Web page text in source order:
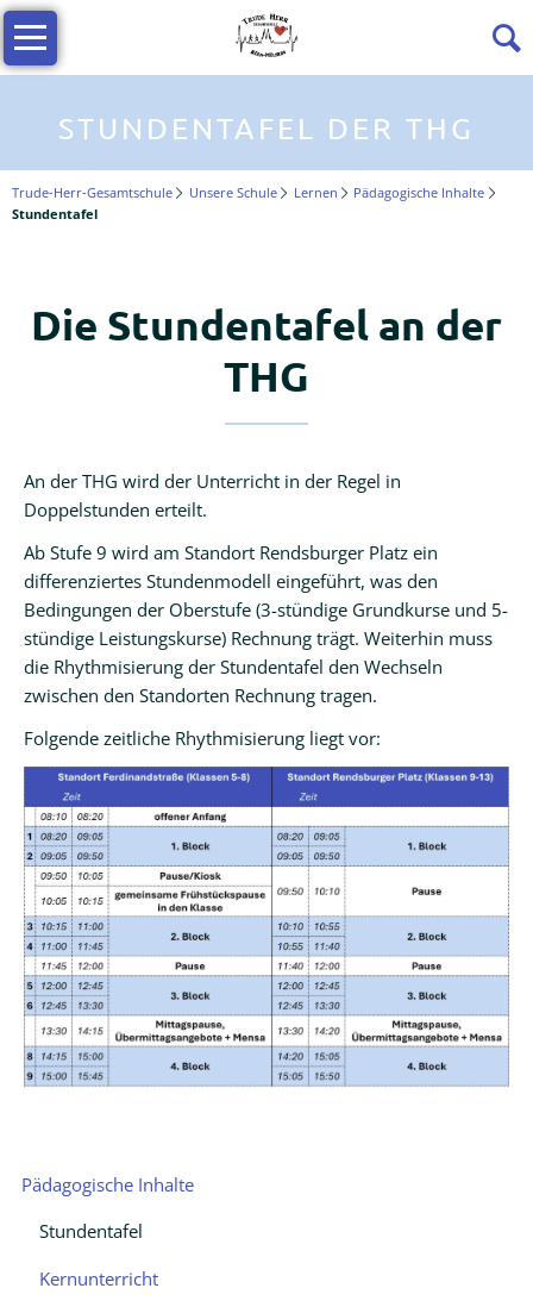
STUNDENTAFEL DER THG
Navigation
überspringen
Profil
THG
sich
vor
uns
im
Film
Informationen
Einstieg
Klasse
5
Meilensteine
Schulleben
Schulgemeinschaft
Highlights
Termine
Elternbriefe
Mensa
und
Kiosk
Schutzkonzept
Talentschule
Talentschule
Musik
Trude-Herr-Gesamtschule Unsere Schule Lernen
Pädagogische Inhalte
Stundentafel
Die Stundentafel an der
THG
An der THG wird der Unterricht in der Regel in
Doppelstunden erteilt.
Ab Stufe 9 wird am Standort Rendsburger Platz ein
differenziertes Stundenmodell eingeführt, was den
Bedingungen der Oberstufe (3-stündige Grundkurse und 5-
stündige Leistungskurse) Rechnung trägt. Weiterhin muss
die Rhythmisierung der Stundentafel den Wechseln
zwischen den Standorten Rechnung tragen.
Folgende zeitliche Rhythmisierung liegt vor:
Navigation
überspringen
Pädagogische Inhalte
Stundentafel
Kernunterricht